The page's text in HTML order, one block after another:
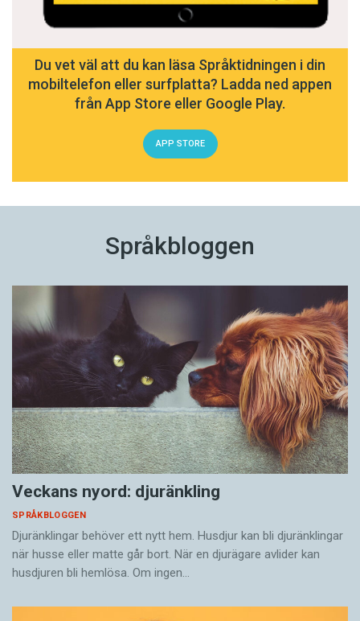
Du vet väl att du kan läsa Språktidningen i din
mobiltelefon eller surfplatta? Ladda ned appen
från App Store eller Google Play.
APP STORE
Språkbloggen
Veckans nyord: djuränkling
SPRÅKBLOGGEN
Djuränklingar behöver ett nytt hem. Husdjur kan bli djuränklingar
när husse eller matte går bort. När en djurägare avlider kan
husdjuren bli hemlösa. Om ingen…